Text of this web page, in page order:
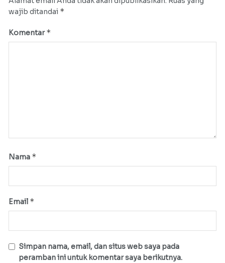
wajib ditandai *
Komentar*
Nama *
Email *
Simpan nama, email, dan situs web saya pada
peramban ini untuk komentar saya berikutnya.